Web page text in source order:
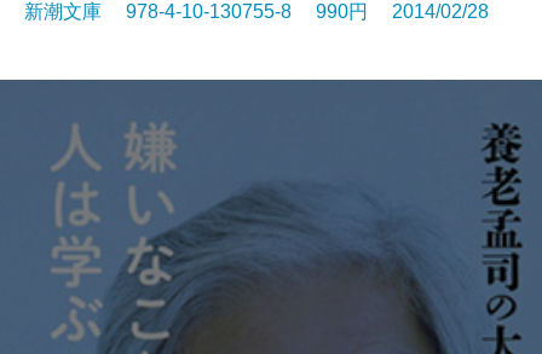
新潮文庫 978-4-10-130755-8 990円 2014/02/28